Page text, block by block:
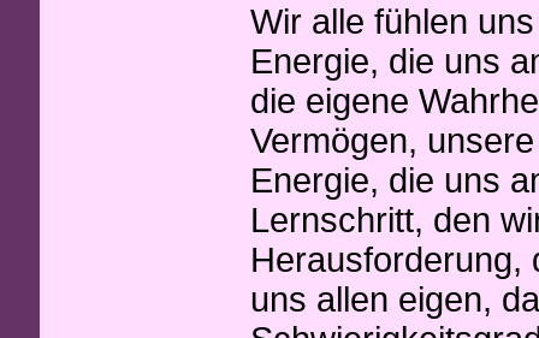
Wir alle fühlen
Energie, die uns
die eigene
Vermögen,
Energie, die uns
Lernschritt, den
Herausforderung,
uns allen eigen,